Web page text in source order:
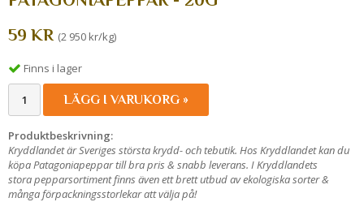
59 KR (2 950 kr/kg)
Finns i lager
LÄGG I VARUKORG »
Produktbeskrivning:
Kryddlandet är Sveriges största krydd- och tebutik. Hos Kryddlandet kan du
köpa Patagoniapeppar till bra pris & snabb leverans. I Kryddlandets
stora pepparsortiment finns även ett brett utbud av ekologiska sorter &
många förpackningsstorlekar att välja på!